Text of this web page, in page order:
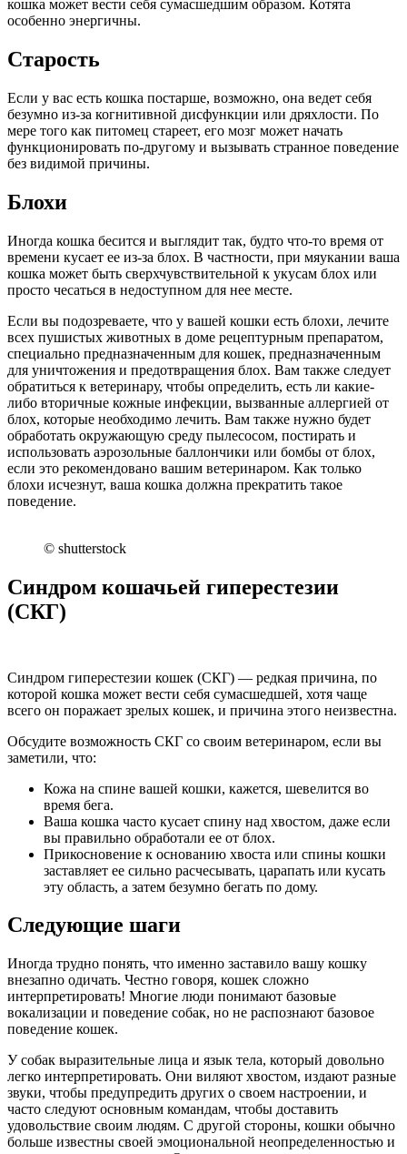
кошка может вести себя сумасшедшим образом. Котята
особенно энергичны.
Старость
Если у вас есть кошка постарше, возможно, она ведет себя
безумно из-за когнитивной дисфункции или дряхлости. По
мере того как питомец стареет, его мозг может начать
функционировать по-другому и вызывать странное поведение
без видимой причины.
Блохи
Иногда кошка бесится и выглядит так, будто что-то время от
времени кусает ее из-за блох. В частности, при мяукании ваша
кошка может быть сверхчувствительной к укусам блох или
просто чесаться в недоступном для нее месте.
Если вы подозреваете, что у вашей кошки есть блохи, лечите
всех пушистых животных в доме рецептурным препаратом,
специально предназначенным для кошек, предназначенным
для уничтожения и предотвращения блох. Вам также следует
обратиться к ветеринару, чтобы определить, есть ли какие-
либо вторичные кожные инфекции, вызванные аллергией от
блох, которые необходимо лечить. Вам также нужно будет
обработать окружающую среду пылесосом, постирать и
использовать аэрозольные баллончики или бомбы от блох,
если это рекомендовано вашим ветеринаром. Как только
блохи исчезнут, ваша кошка должна прекратить такое
поведение.
© shutterstock
Синдром кошачьей гиперестезии
(СКГ)
Синдром гиперестезии кошек (СКГ) — редкая причина, по
которой кошка может вести себя сумасшедшей, хотя чаще
всего он поражает зрелых кошек, и причина этого неизвестна.
Обсудите возможность СКГ со своим ветеринаром, если вы
заметили, что:
Кожа на спине вашей кошки, кажется, шевелится во
время бега.
Ваша кошка часто кусает спину над хвостом, даже если
вы правильно обработали ее от блох.
Прикосновение к основанию хвоста или спины кошки
заставляет ее сильно расчесывать, царапать или кусать
эту область, а затем безумно бегать по дому.
Следующие шаги
Иногда трудно понять, что именно заставило вашу кошку
внезапно одичать. Честно говоря, кошек сложно
интерпретировать! Многие люди понимают базовые
вокализации и поведение собак, но не распознают базовое
поведение кошек.
У собак выразительные лица и язык тела, который довольно
легко интерпретировать. Они виляют хвостом, издают разные
звуки, чтобы предупредить других о своем настроении, и
часто следуют основным командам, чтобы доставить
удовольствие своим людям. С другой стороны, кошки обычно
больше известны своей эмоциональной неопределенностью и